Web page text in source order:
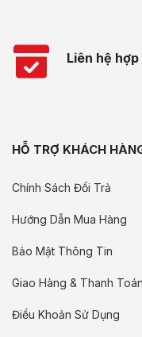
Liên hệ
HỖ TRỢ KHÁCH
Chính Sách Đổi Trả
Hướng Dẫn Mua Hàng
Bảo Mật Thông Tin
Giao Hàng & Thanh Toán
Điều Khoản Sử Dụng